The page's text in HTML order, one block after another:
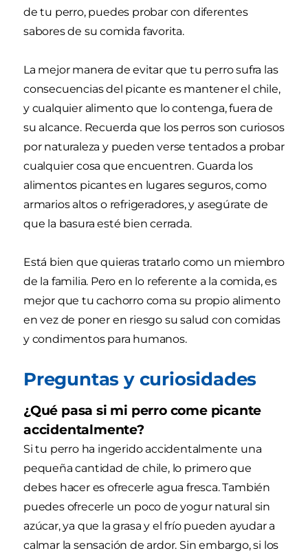
de tu perro, puedes probar con diferentes
sabores de su comida favorita.
La mejor manera de evitar que tu perro sufra las
consecuencias del picante es mantener el chile,
y cualquier alimento que lo contenga, fuera de
su alcance. Recuerda que los perros son curiosos
por naturaleza y pueden verse tentados a probar
cualquier cosa que encuentren. Guarda los
alimentos picantes en lugares seguros, como
armarios altos o refrigeradores, y asegúrate de
que la basura esté bien cerrada.
Está bien que quieras tratarlo como un miembro
de la familia. Pero en lo referente a la comida, es
mejor que tu cachorro coma su propio alimento
en vez de poner en riesgo su salud con comidas
y condimentos para humanos.
Preguntas y curiosidades
¿Qué pasa si mi perro come picante
accidentalmente?
Si tu perro ha ingerido accidentalmente una
pequeña cantidad de chile, lo primero que
debes hacer es ofrecerle agua fresca. También
puedes ofrecerle un poco de yogur natural sin
azúcar, ya que la grasa y el frío pueden ayudar a
calmar la sensación de ardor. Sin embargo, si los